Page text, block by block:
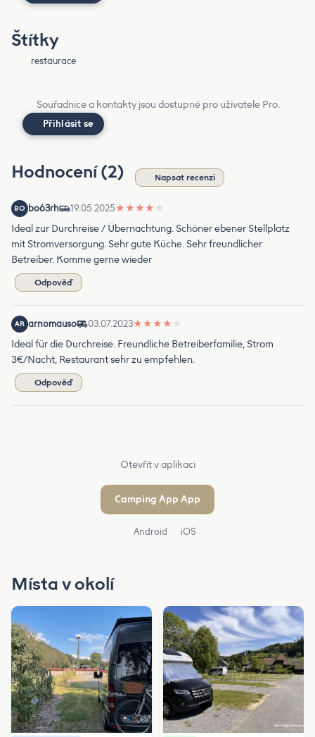
Štítky
restaurace
Souřadnice a kontakty jsou dostupné pro uživatele Pro.
Přihlásit se
Hodnocení (2) Napsat recenzi
BO bo63rh 19.05.2025★ ★ ★ ★ ★
Ideal zur Durchreise / Übernachtung. Schöner ebener Stellplatz
mit Stromversorgung. Sehr gute Küche. Sehr freundlicher
Betreiber. Komme gerne wieder
Odpověď
AR arnomauso 03.07.2023★ ★ ★ ★ ★
Ideal für die Durchreise. Freundliche Betreiberfamilie, Strom
3€/Nacht, Restaurant sehr zu empfehlen.
Odpověď
Otevřít v aplikaci
Camping App App
Android iOS
Místa v okolí